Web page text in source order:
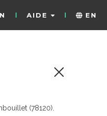
AIDE EN
(78120).